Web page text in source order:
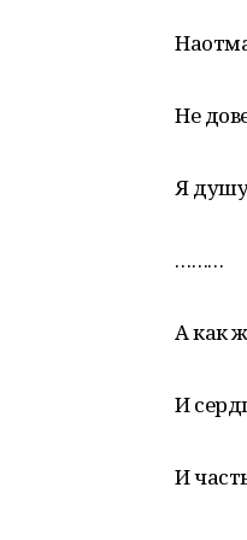
Не
Я
………
А как
И
И